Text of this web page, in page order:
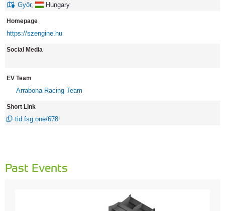
Győr, Hungary
Homepage
https://szengine.hu
Social Media
EV Team
Arrabona Racing Team
Short Link
tid.fsg.one/678
Past Events